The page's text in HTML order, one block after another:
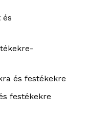
és festékekre
festékekre